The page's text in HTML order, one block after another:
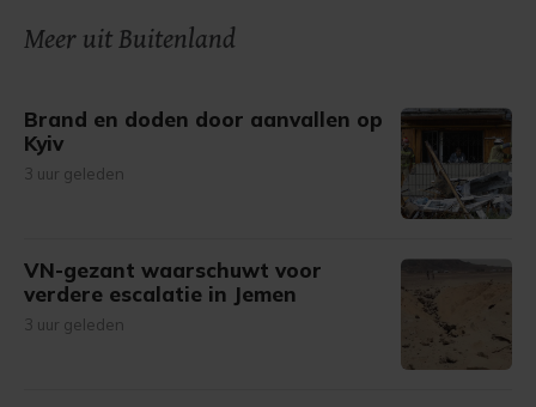
Meer uit Buitenland
Brand en doden door aanvallen op
Kyiv
3 uur geleden
VN-gezant waarschuwt voor
verdere escalatie in Jemen
3 uur geleden